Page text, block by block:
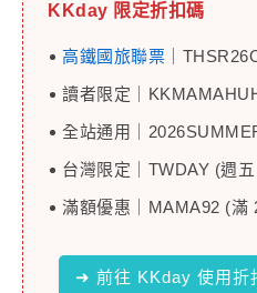
KKday 限定折扣碼
高鐵國旅聯票 ｜
讀者限定｜
全站通用｜
台灣限定｜TWDAY (週
滿額優惠｜MAMA92 (滿
➜ 前往 KKday 使用折